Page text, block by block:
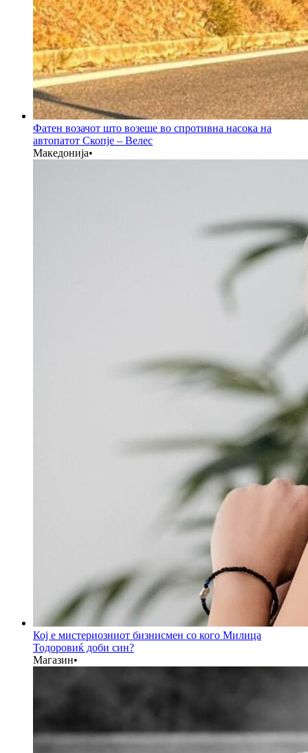
Фатен возачот што возеше во спротивна насока на
автопатот Скопје – Велес
Македонија•
Кој е мистериозниот бизнисмен со кого Милица
Тодоровиќ доби син?
Магазин•